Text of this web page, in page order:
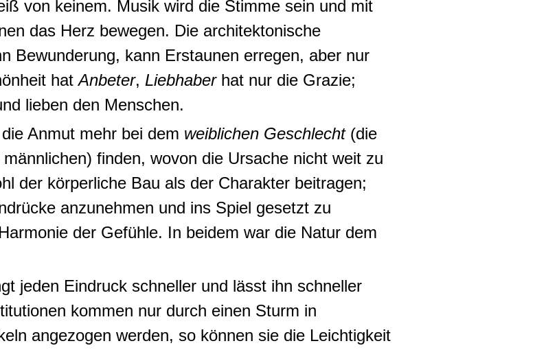
von keinem. Musik wird die Stimme sein und mit
das Herz bewegen. Die architektonische
Bewunderung, kann Erstaunen erregen, aber nur
hatAnbeter, Liebhaberhat nur die Grazie;
lieben den Menschen.
Anmut mehr bei dem weiblichen Geschlecht (die
finden, wovon die Ursache nicht weit zu
der körperliche Bau als der Charakter beitragen;
anzunehmen und ins Spiel gesetzt zu
der Gefühle. In beidem war die Natur dem
jeden Eindruck schneller und lässt ihn schneller
kommen nur durch einen Sturm in
angezogen werden, so können sie die Leichtigkeit